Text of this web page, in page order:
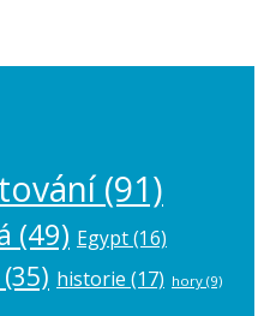
(91)
(49) Egypt(16)
(35) historie (17) hory (9)